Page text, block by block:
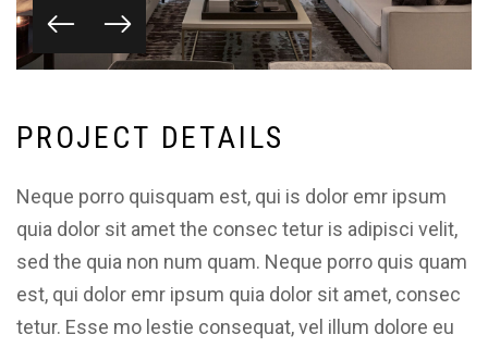
PROJECT DETAI LS
Neque porro quisquam est, qui is dolor emr ipsum
quia dolor sit amet the consec tetur is adipisci velit,
sed the quia non num quam. Neque porro quis quam
est, qui dolor emr ipsum quia dolor sit amet, consec
tetur. Esse mo lestie consequat, vel illum dolore eu